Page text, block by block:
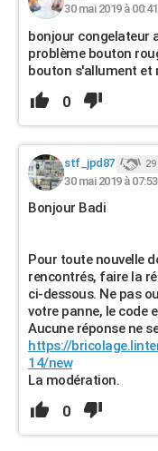
30 mai 2019 à 00:41
bonjour congelateur
problème bouton
bouton s'allument et
0
stf_jpd87 29
30 mai 2019 à 07:53
Bonjour Badi
Pour toute nouvelle
rencontrés, faire la
ci-dessous. Ne pas
votre panne, le code
Aucune réponse ne
https://
14/new
La modération.
0